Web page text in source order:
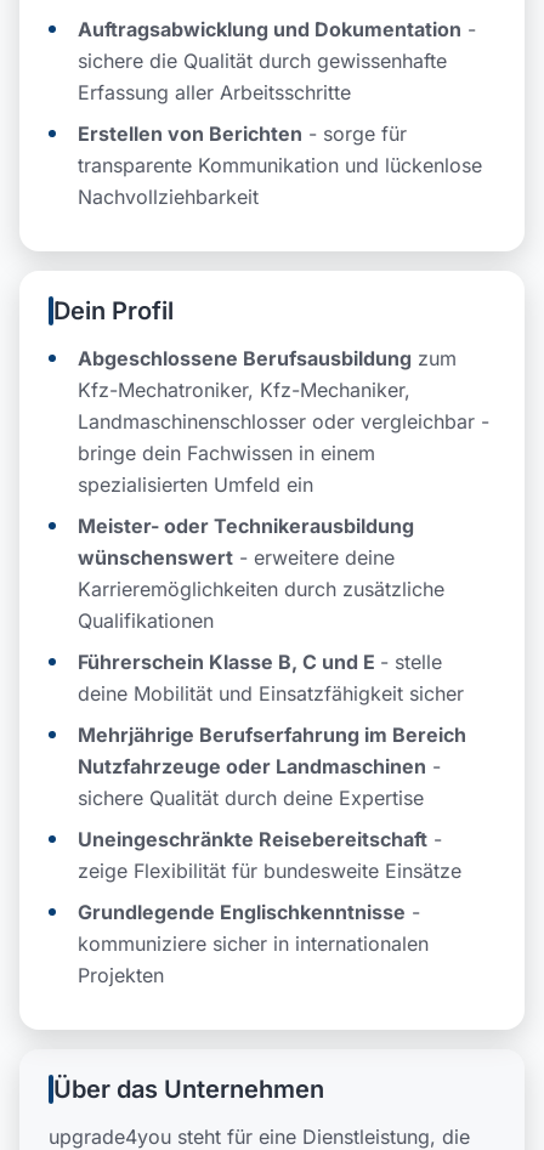
Auftragsabwicklung und Dokumentation -
sichere die Qualität durch gewissenhafte
Erfassung aller Arbeitsschritte
Erstellen von Berichten - sorge für
transparente Kommunikation und lückenlose
Nachvollziehbarkeit
Dein Profil
Abgeschlossene Berufsausbildung zum
Kfz-Mechatroniker, Kfz-Mechaniker,
Landmaschinenschlosser oder vergleichbar -
bringe dein Fachwissen in einem
spezialisierten Umfeld ein
Meister- oder Technikerausbildung
wünschenswert - erweitere deine
Karrieremöglichkeiten durch zusätzliche
Qualifikationen
Führerschein Klasse B, C und E - stelle
deine Mobilität und Einsatzfähigkeit sicher
Mehrjährige Berufserfahrung im Bereich
Nutzfahrzeuge oder Landmaschinen -
sichere Qualität durch deine Expertise
Uneingeschränkte Reisebereitschaft -
zeige Flexibilität für bundesweite Einsätze
Grundlegende Englischkenntnisse -
kommuniziere sicher in internationalen
Projekten
Über das Unternehmen
upgrade4you steht für eine Dienstleistung, die